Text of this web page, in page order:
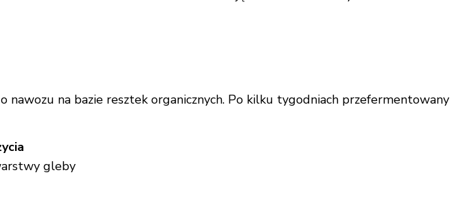
na bazie resztek organicznych. Po kilku tygodniach przefermentowany
gleby